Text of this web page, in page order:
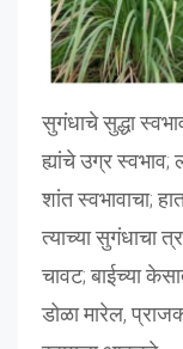
सुगंधाचे सुद्धा
ह्यांचे उग्र
शांत स्वभावाचा;
त्याच्या सुगंधाचा
चावट; बाईच्या
डोळा मारेल,